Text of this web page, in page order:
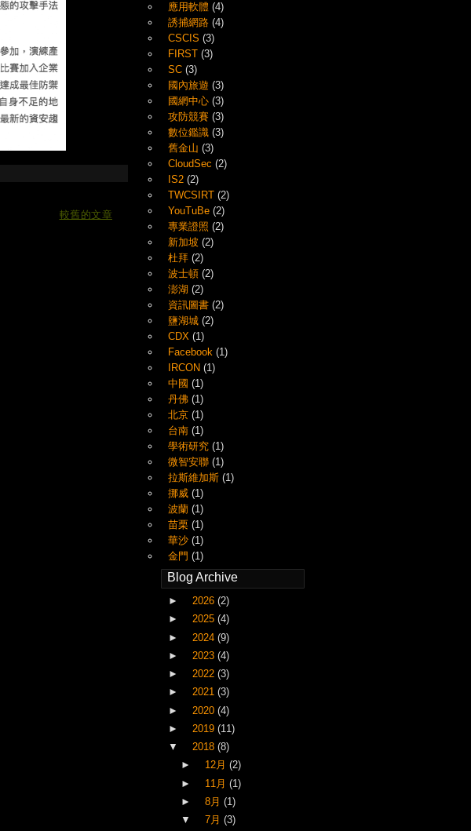
較舊的文章
應用軟體 (4)
誘捕網路 (4)
CSCIS (3)
FIRST (3)
SC (3)
國內旅遊 (3)
國網中心 (3)
攻防競賽 (3)
數位鑑識 (3)
舊金山 (3)
CloudSec (2)
IS2 (2)
TWCSIRT (2)
YouTuBe (2)
專業證照 (2)
新加坡 (2)
杜拜 (2)
波士頓 (2)
澎湖 (2)
資訊圖書 (2)
鹽湖城 (2)
CDX (1)
Facebook (1)
IRCON (1)
中國 (1)
丹佛 (1)
北京 (1)
台南 (1)
學術研究 (1)
微智安聯 (1)
拉斯維加斯 (1)
挪威 (1)
波蘭 (1)
苗栗 (1)
華沙 (1)
金門 (1)
Blog Archive
► 2026 (2)
►
2025 (4)
►
2024 (9)
►
2023 (4)
►
2022 (3)
►
2021 (3)
►
2020 (4)
►
2019 (11)
▼
2018 (8)
►
12月 (2)
►
11月 (1)
►
8月 (1)
▼
7月 (3)